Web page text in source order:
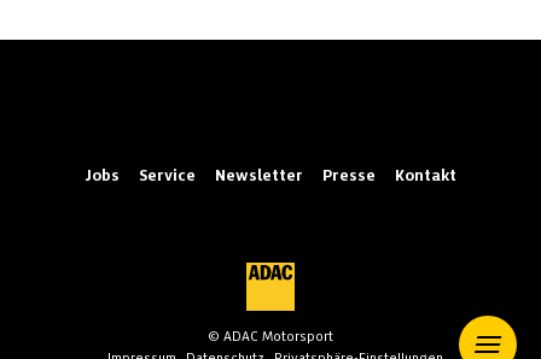
Jobs Service Newsletter Presse Kontakt
© ADAC Motorsport